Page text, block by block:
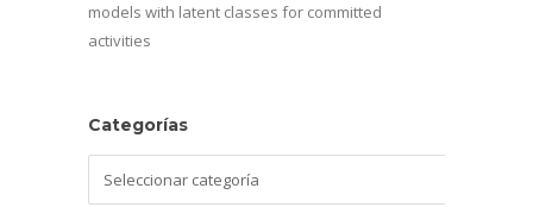
models with latent classes for committed
activities
Categorías